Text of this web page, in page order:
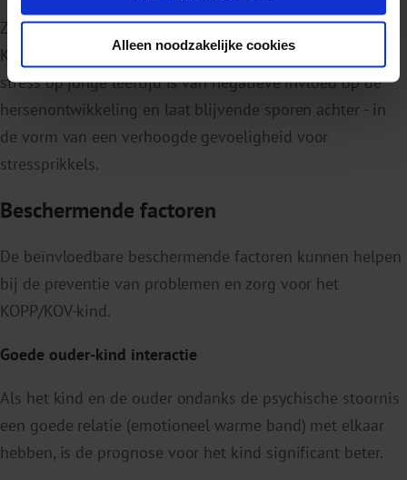
Alleen noodzakelijke cookies
Zoals uit bovenstaande risicofactoren blijkt, lopen
KOPP/KOV-kinderen een verhoogd risico op stress. Veel
stress op jonge leeftijd is van negatieve invloed op de
hersenontwikkeling en laat blijvende sporen achter - in
de vorm van een verhoogde gevoeligheid voor
stressprikkels.
Beschermende factoren
De beïnvloedbare beschermende factoren kunnen helpen
bij de preventie van problemen en zorg voor het
KOPP/KOV-kind.
Goede ouder-kind interactie
Als het kind en de ouder ondanks de psychische stoornis
een goede relatie (emotioneel warme band) met elkaar
hebben, is de prognose voor het kind significant beter.